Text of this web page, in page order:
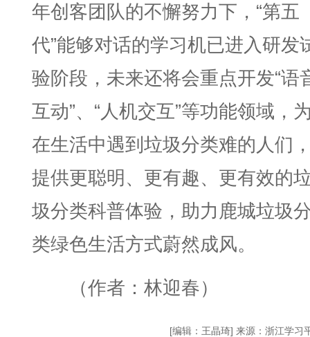
年创客团队的不懈努力下，“第五
代”能够对话的学习机已进入研发
验阶段，未来还将会重点开发“语
互动”、“人机交互”等功能领域，
在生活中遇到垃圾分类难的人们
提供更聪明、更有趣、更有效的
圾分类科普体验，助力鹿城垃圾
类绿色生活方式蔚然成风。
（作者：林迎春）
[编辑：王晶琦] 来源：浙江学习